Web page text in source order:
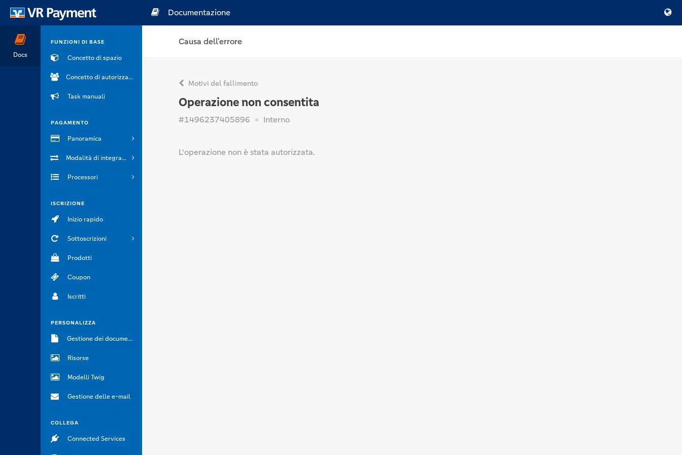
Docs
FUNZIONI DI BASE
Concetto di spazio
Concetto di autorizzazione
Task manuali
PAGAMENTO
Panoramica
Modalità di integrazione
Processori
ISCRIZIONE
Inizio rapido
Sottoscrizioni
Prodotti
Coupon
Iscritti
PERSONALIZZA
Gestione dei documenti
Risorse
Modelli Twig
Gestione delle e-mail
COLLEGA
Connected Services
Documentazione
Causa dell’errore
Motivi del fallimento
Operazione non consentita
#1496237405896 Interno
L'operazione non è stata autorizzata.